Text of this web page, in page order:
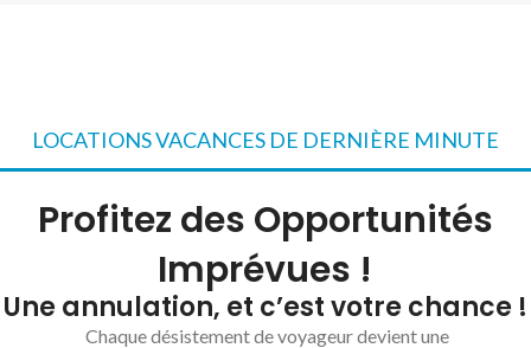
LOCATIONS VACANCES DE DERNIÈRE MINUTE
Profitez des Opportunités
Imprévues !
Une annulation, et c’est votre chance !
Chaque désistement de voyageur devient une